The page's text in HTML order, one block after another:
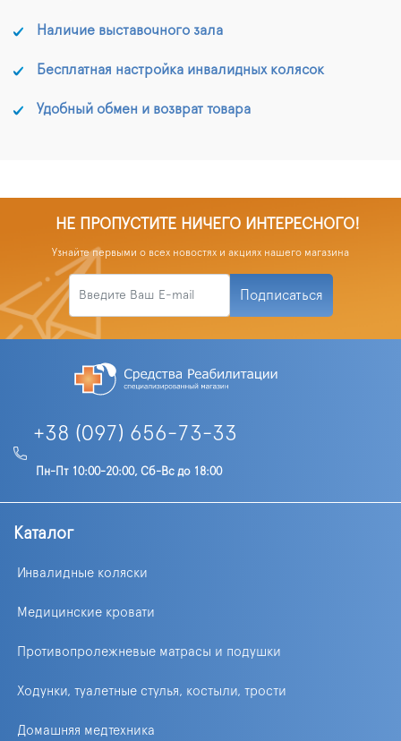
Наличие выставочного зала
Бесплатная настройка инвалидных колясок
Удобный обмен и возврат товара
НЕ ПРОПУСТИТЕ НИЧЕГО ИНТЕРЕСНОГО!
Узнайте первыми о всех новостях и акциях нашего магазина
Подписаться
+38 (097) 656-73-33
Пн-Пт 10:00-20:00, Сб-Вс до 18:00
Каталог
Инвалидные коляски
Медицинские кровати
Противопролежневые матрасы и подушки
Ходунки, туалетные стулья, костыли, трости
Домашняя медтехника